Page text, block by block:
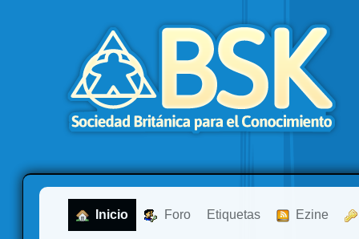
Inicio Foro Etiquetas Ezine